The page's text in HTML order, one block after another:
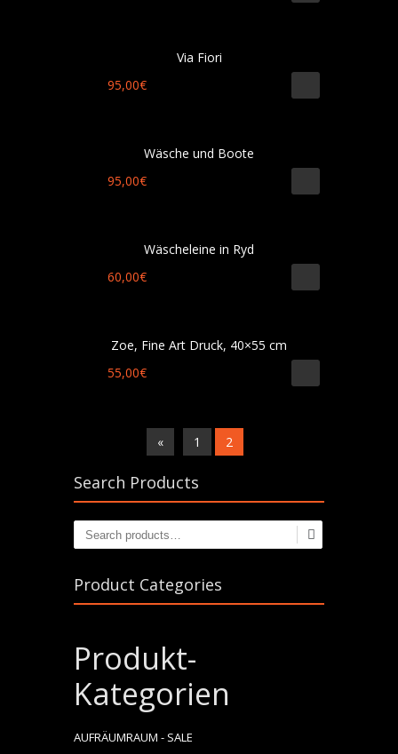
Via Fiori
95,00€
Wäsche und Boote
95,00€
Wäscheleine in Ryd
60,00€
Zoe, Fine Art Druck, 40×55 cm
55,00€
« 1 2
Search Products
Product Categories
Produkt-
Kategorien
AUFRÄUMRAUM - SALE